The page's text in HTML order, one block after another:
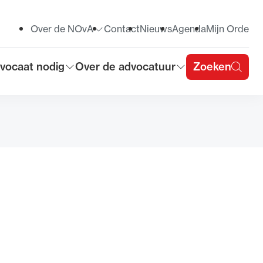
submenu voor
nodig
Toon submenu voor
Over de advocatuur Zoeken
Toon submenu voor
Over de NOvA ContactNieuwsAgendaMijn Orde